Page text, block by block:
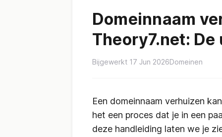
Domeinnaam
Theory7.net:
Bijgewerkt 17 Jun 2026Domeinen
Een domeinnaam verhuizen
het een proces dat je in een
deze handleiding laten we je